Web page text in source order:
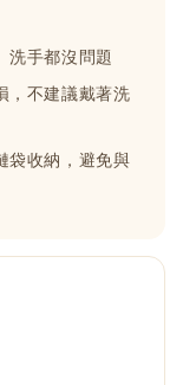
洗手都沒問題
，不建議戴著洗
袋收納，避免與